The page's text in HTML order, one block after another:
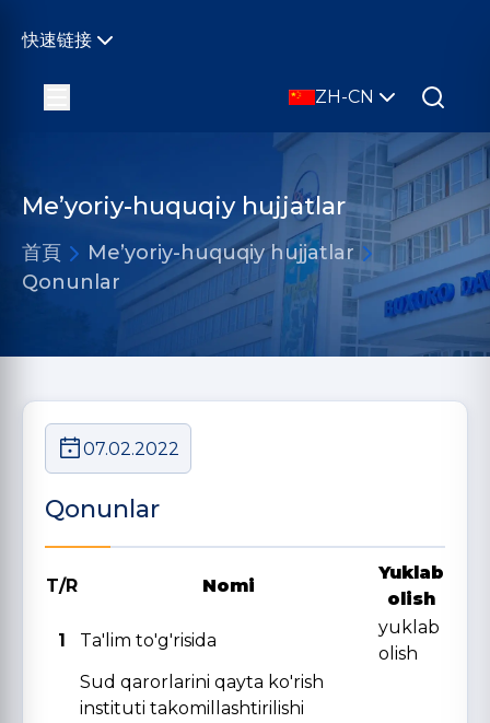
快速链接
ZH-CN
Me’yoriy-huquqiy hujjatlar
首頁
Me’yoriy-huquqiy hujjatlar
Qonunlar
07.02.2022
Qonunlar
T/R Nomi
Yuklab
olish
1
Ta'lim to'g'risida
yuklab
olish
Sud qarorlarini qayta ko'rish
instituti takomillashtirilishi